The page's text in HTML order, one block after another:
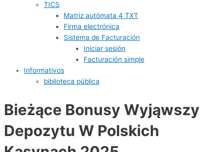
TICS
Matriz autómata 4 TXT
Firma electrónica
Sistema de Facturación
Iniciar sesión
Facturación simple
Informativos
biblioteca pública
Bieżące Bonusy Wyjąwszy
Depozytu W Polskich